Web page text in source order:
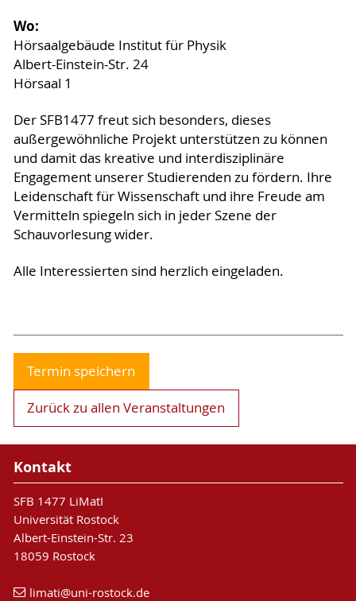
Wo:
Hörsaalgebäude Institut für Physik
Albert-Einstein-Str. 24
Hörsaal 1
Der SFB1477 freut sich besonders, dieses
außergewöhnliche Projekt unterstützen zu können
und damit das kreative und interdisziplinäre
Engagement unserer Studierenden zu fördern. Ihre
Leidenschaft für Wissenschaft und ihre Freude am
Vermitteln spiegeln sich in jeder Szene der
Schauvorlesung wider.
Alle Interessierten sind herzlich eingeladen.
Termin speichern
Zurück zu allen Veranstaltungen
Kontakt
SFB 1477 LiMatI
Universität Rostock
Albert-Einstein-Str. 23
18059 Rostock
limati@uni-rostock.de